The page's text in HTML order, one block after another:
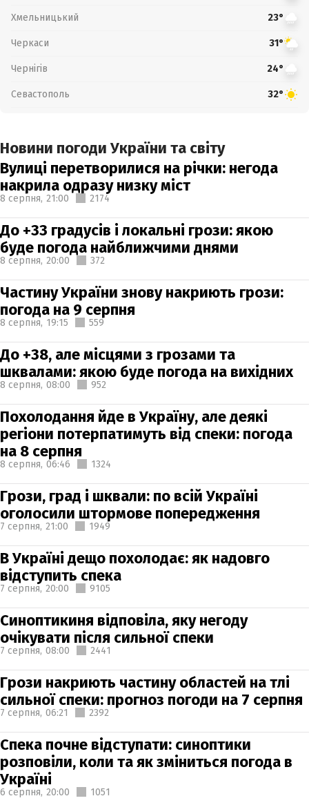
Хмельницький 23°
Черкаси 31°
Чернігів 24°
Севастополь 32°
Новини погоди України та світу
Вулиці перетворилися на річки: негода
накрила одразу низку міст
8 серпня, 21:00 2174
До +33 градусів і локальні грози: якою
буде погода найближчими днями
8 серпня, 20:00 372
Частину України знову накриють грози:
погода на 9 серпня
8 серпня, 19:15 559
До +38, але місцями з грозами та
шквалами: якою буде погода на вихідних
8 серпня, 08:00 952
Похолодання йде в Україну, але деякі
регіони потерпатимуть від спеки: погода
на 8 серпня
8 серпня, 06:46 1324
Грози, град і шквали: по всій Україні
оголосили штормове попередження
7 серпня, 21:00 1949
В Україні дещо похолодає: як надовго
відступить спека
7 серпня, 20:00 9105
Синоптикиня відповіла, яку негоду
очікувати після сильної спеки
7 серпня, 08:00 2441
Грози накриють частину областей на тлі
сильної спеки: прогноз погоди на 7 серпня
7 серпня, 06:21 2392
Спека почне відступати: синоптики
розповіли, коли та як зміниться погода в
Україні
6 серпня, 20:00 1051